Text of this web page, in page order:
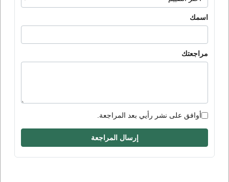
اسمك
مراجعتك
أوافق على نشر رأيي بعد المراجعة.
إرسال المراجعة